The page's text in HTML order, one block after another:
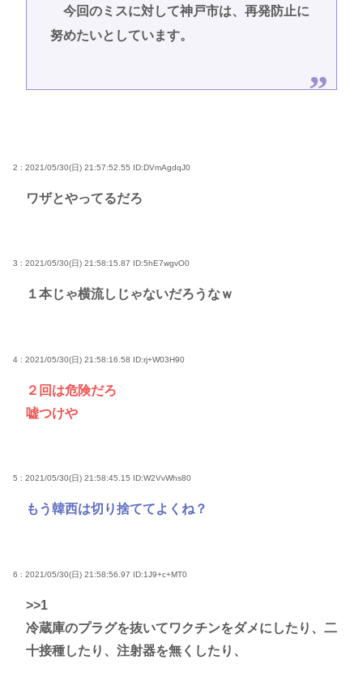
今回のミスに対して神戸市は、再発防止に
努めたいとしています。
2 : 2021/05/30(日) 21:57:52.55 ID:DVmAgdqJ0
ワザとやってるだろ
3 : 2021/05/30(日) 21:58:15.87 ID:5hE7wgvO0
１本じゃ横流しじゃないだろうなｗ
4 : 2021/05/30(日) 21:58:16.58 ID:rj+W03H90
２回は危険だろ
嘘つけや
5 : 2021/05/30(日) 21:58:45.15 ID:W2VvWhs80
もう韓西は切り捨ててよくね？
6 : 2021/05/30(日) 21:58:56.97 ID:1J9+c+MT0
>>1
冷蔵庫のプラグを抜いてワクチンをダメにしたり、二
十接種したり、注射器を無くしたり、